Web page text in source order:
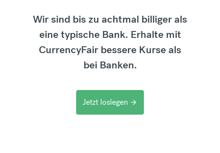
Wir sind bis zu achtmal billiger als
eine typische Bank. Erhalte mit
CurrencyFair bessere Kurse als
bei Banken.
Jetzt loslegen arrow_forward